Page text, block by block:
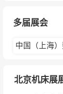
多届展会
中国（上海
北京机床展